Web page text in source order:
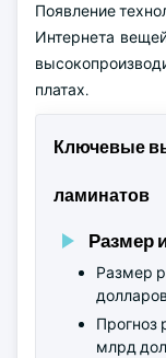
Появление
Интернета
платах.
Ключевые
ламинатов
Размер
Размер
Прогноз
млрд